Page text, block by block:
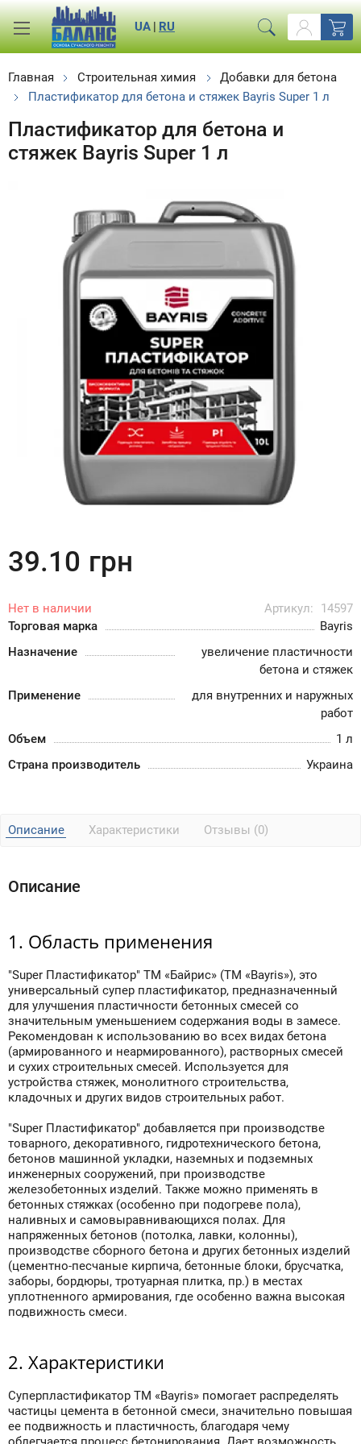
RU
|
UA
Главная Строительная химия
Добавки для бетона
Пластификатор для бетона и стяжек Bayris Super 1 л
Пластификатор для бетона и
стяжек Bayris Super 1 л
Нет в наличии Артикул:
14597
Торговая марка
Bayris
Назначение
увеличение пластичности
бетона и стяжек
Применение
для внутренних и наружных
работ
Объем
1 л
Страна производитель
Украина
39.10 грн
Описание Характеристики Отзывы (0)
Описание
1. Область применения
"Super Пластификатор" ТМ «Байрис» (ТМ «Bayris»), это
универсальный супер пластификатор, предназначенный
для улучшения пластичности бетонных смесей со
значительным уменьшением содержания воды в замесе.
Рекомендован к использованию во всех видах бетона
(армированного и неармированного), растворных смесей
и сухих строительных смесей. Используется для
устройства стяжек, монолитного строительства,
кладочных и других видов строительных работ.
"Super Пластификатор" добавляется при производстве
товарного, декоративного, гидротехнического бетона,
бетонов машинной укладки, наземных и подземных
инженерных сооружений, при производстве
железобетонных изделий. Также можно применять в
бетонных стяжках (особенно при подогреве пола),
наливных и самовыравнивающихся полах. Для
напряженных бетонов (потолка, лавки, колонны),
производстве сборного бетона и других бетонных изделий
(цементно-песчаные кирпича, бетонные блоки, брусчатка,
заборы, бордюры, тротуарная плитка, пр.) в местах
уплотненного армирования, где особенно важна высокая
подвижность смеси.
2. Характеристики
Суперпластификатор ТМ «Bayris» помогает распределять
частицы цемента в бетонной смеси, значительно повышая
ее подвижность и пластичность, благодаря чему